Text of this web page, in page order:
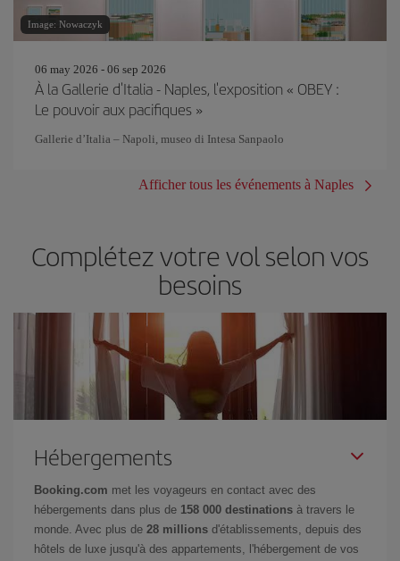
Image: Nowaczyk
06 may 2026 - 06 sep 2026
À la Gallerie d'Italia - Naples, l'exposition « OBEY :
Le pouvoir aux pacifiques »
Gallerie d’Italia – Napoli, museo di Intesa Sanpaolo
Afficher tous les événements à Naples
Complétez votre vol selon vos
besoins
Hébergements
Booking.com met les voyageurs en contact avec des
hébergements dans plus de 158 000 destinations à travers le
monde. Avec plus de 28 millions d'établissements, depuis des
hôtels de luxe jusqu'à des appartements, l'hébergement de vos